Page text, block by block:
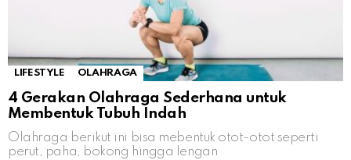
LIFESTYLE OLAHRAGA
4 Gerakan Olahraga Sederhana untuk
Membentuk Tubuh Indah
Olahraga berikut ini bisa mebentuk otot-otot seperti
perut, paha, bokong hingga lengan